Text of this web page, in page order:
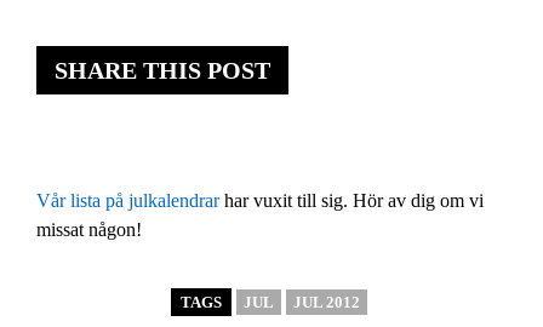
SHARE THIS POST
Vår lista på julkalendrarhar vuxit till sig. Hör av dig om vi
missat någon!
TAGS JUL JUL 2012